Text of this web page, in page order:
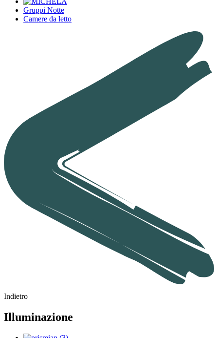
Gruppi Notte
Camere da letto
Indietro
Illuminazione